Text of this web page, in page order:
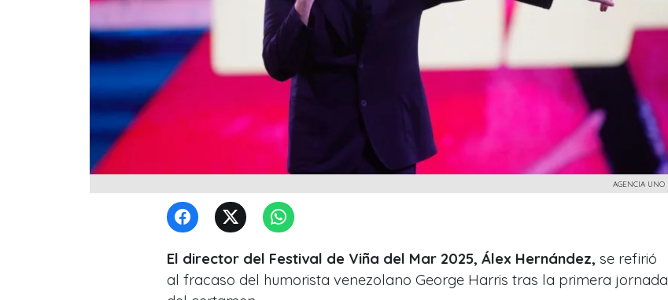
AGENCIA UNO
El director del Festival de Viña del Mar 2025, Álex Hernández, se refirió
al fracaso del humorista venezolano George Harris tras la primera jornada